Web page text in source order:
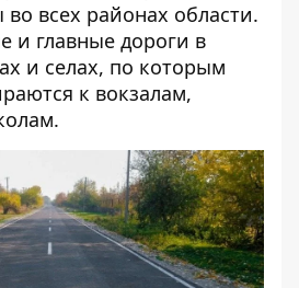
всех районах области.
и главные дороги в
и селах, по которым
к вокзалам,